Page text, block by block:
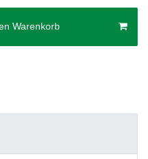
Warenkorb